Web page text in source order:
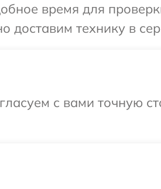
время для
доставим технику в
с вами точную